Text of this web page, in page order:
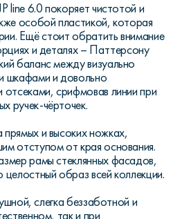
line 6.0 покоряет чистотой и
особой пластикой, которая
Ещё стоит обратить внимание
и деталях – Паттерсону
баланс между визуально
шкафами и довольно
отсеками, срифмовав линии при
ручек-чёрточек.
и высоких ножках,
отступом от края основания.
рамы стеклянных фасадов,
образ всей коллекции.
слегка беззаботной и
так и при